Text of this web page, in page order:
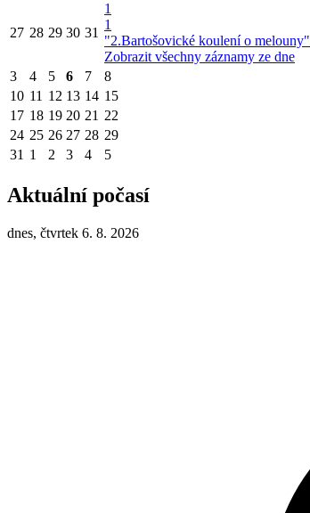
27 28 29 30 31
1
1
"2.Bartošovické koulení o melouny"
Zobrazit všechny záznamy ze dne
3 4 5 6 7 8
10 11 12 13 14 15
17 18 19 20 21 22
24 25 26 27 28 29
31 1 2 3 4 5
Aktuální počasí
dnes, čtvrtek 6. 8. 2026